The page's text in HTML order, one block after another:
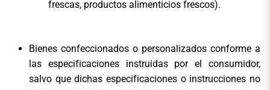
frescas, productos alimenticios frescos).
Bienes confeccionados o personalizados conforme a
las especificaciones instruidas por el consumidor,
salvo que dichas especificaciones o instrucciones no